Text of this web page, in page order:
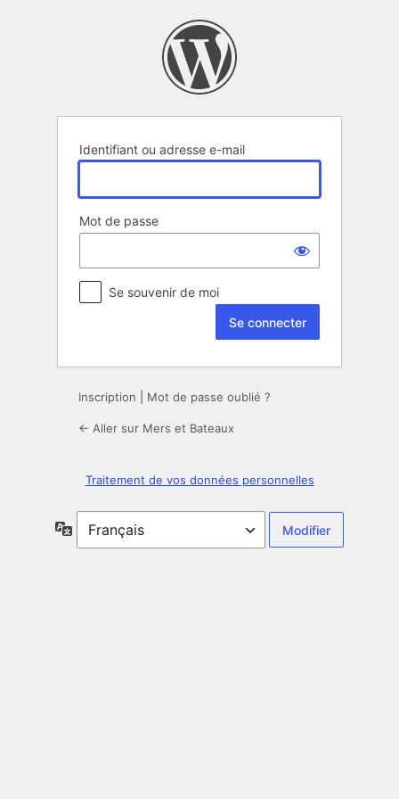
Identifiant ou adresse e-mail
Mot de passe
Se souvenir de moi
Inscription Mot de passe oublié ?
← Aller sur Mers et Bateaux
Traitement de vos données personnelles
Langue